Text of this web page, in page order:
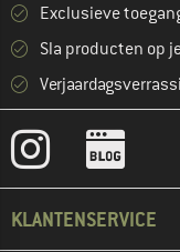
Exclusieve
Sla producten op
KLANTENSERVICE